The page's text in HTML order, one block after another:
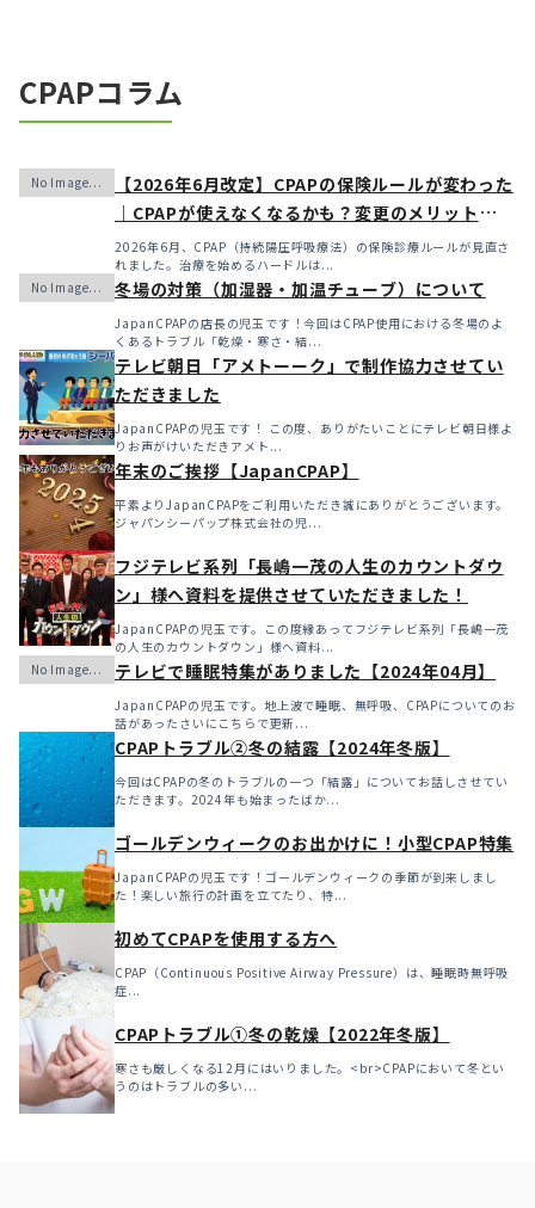
CPAPコラム
【2026年6月改定】CPAPの保険ルールが変わった
｜CPAPが使えなくなるかも？変更のメリット・デ
メリットと「購入」という選択肢
2026年6月、CPAP（持続陽圧呼吸療法）の保険診療ルールが見直さ
れました。治療を始めるハードルは...
冬場の対策（加湿器・加温チューブ）について
JapanCPAPの店長の児玉です！今回はCPAP使用における冬場のよ
くあるトラブル「乾燥・寒さ・結...
テレビ朝日「アメトーーク」で制作協力させてい
ただきました
JapanCPAPの児玉です！ この度、ありがたいことにテレビ朝日様よ
りお声がけいただきアメト...
年末のご挨拶【JapanCPAP】
平素よりJapanCPAPをご利用いただき誠にありがとうございます。
ジャパンシーパップ株式会社の児...
フジテレビ系列「長嶋一茂の人生のカウントダウ
ン」様へ資料を提供させていただきました！
JapanCPAPの児玉です。この度縁あってフジテレビ系列「長嶋一茂
の人生のカウントダウン」様へ資料...
テレビで睡眠特集がありました【2024年04月】
JapanCPAPの児玉です。地上波で睡眠、無呼吸、CPAPについてのお
話があったさいにこちらで更新...
CPAPトラブル②冬の結露【2024年冬版】
今回はCPAPの冬のトラブルの一つ「結露」についてお話しさせてい
ただきます。2024年も始まったばか...
ゴールデンウィークのお出かけに！小型CPAP特集
JapanCPAPの児玉です！ゴールデンウィークの季節が到来しまし
た！楽しい旅行の計画を立てたり、特...
初めてCPAPを使用する方へ
CPAP（Continuous Positive Airway Pressure）は、睡眠時無呼吸
症...
CPAPトラブル①冬の乾燥【2022年冬版】
寒さも厳しくなる12月にはいりました。<br>CPAPにおいて冬とい
うのはトラブルの多い...